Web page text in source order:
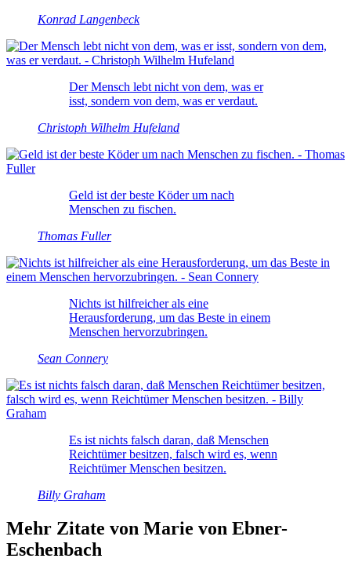
Konrad Langenbeck
Der Mensch lebt nicht von dem, was er
isst, sondern von dem, was er verdaut.
Christoph Wilhelm Hufeland
Geld ist der beste Köder um nach
Menschen zu fischen.
Thomas Fuller
Nichts ist hilfreicher als eine
Herausforderung, um das Beste in einem
Menschen hervorzubringen.
Sean Connery
Es ist nichts falsch daran, daß Menschen
Reichtümer besitzen, falsch wird es, wenn
Reichtümer Menschen besitzen.
Billy Graham
Mehr Zitate von Marie von Ebner-
Eschenbach